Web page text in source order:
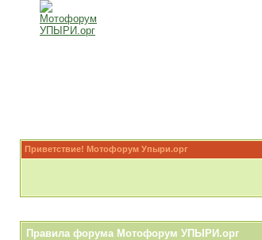
Приветствие! Мотофорум Упыри.орг
Правила форума Мотофорум УПЫРИ.орг